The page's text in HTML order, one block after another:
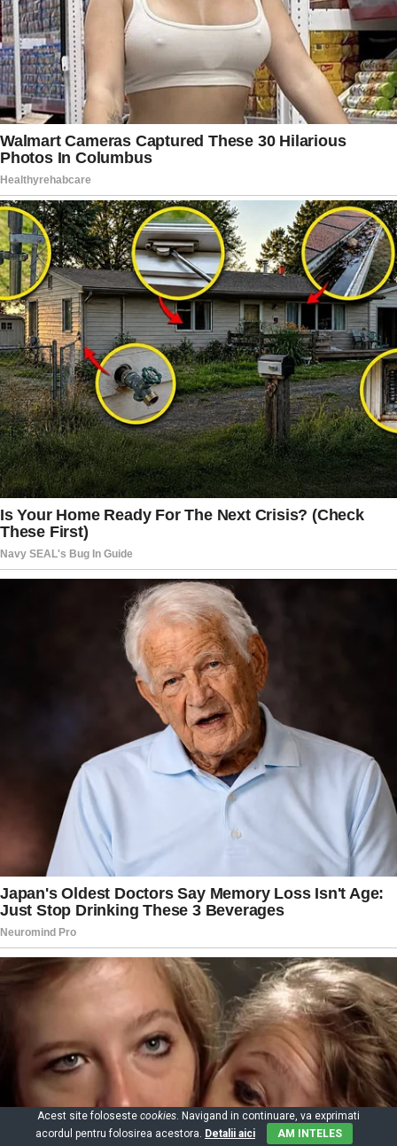
Acest site foloseste cookies. Navigand in continuare, va exprimati
acordul pentru folosirea acestora. Detalii aici AM INTELES